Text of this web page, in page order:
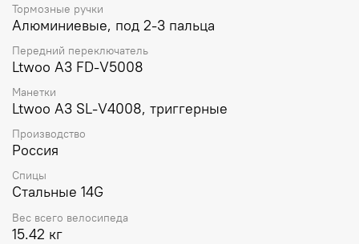
Тормозные ручки
Алюминиевые, под 2-3 пальца
Передний переключатель
Ltwoo А3 FD-V5008
Манетки
Ltwoo А3 SL-V4008, триггерные
Производство
Россия
Спицы
Стальные 14G
Вес всего велосипеда
15.42 кг